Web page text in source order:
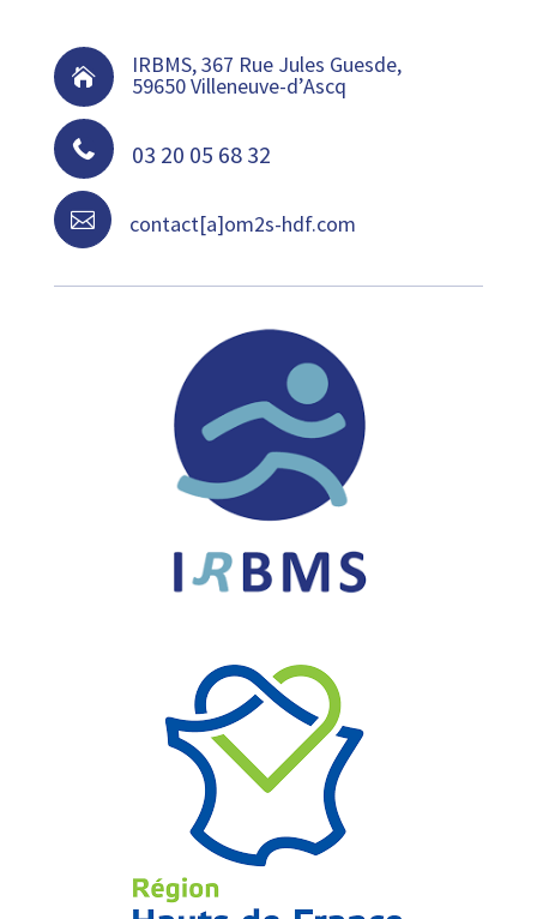
 IRBMS, 367 Rue Jules Guesde,
59650 Villeneuve-d’Ascq
 03 20 05 68 32
 contact[a]om2s-hdf.com